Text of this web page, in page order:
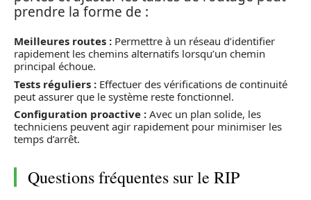
prendre la forme de :
Meilleures routes : Permettre à un réseau d’identifier
rapidement les chemins alternatifs lorsqu’un chemin
principal échoue.
Tests réguliers : Effectuer des vérifications de continuité
peut assurer que le système reste fonctionnel.
Configuration proactive : Avec un plan solide, les
techniciens peuvent agir rapidement pour minimiser les
temps d’arrêt.
Questions fréquentes sur le RIP